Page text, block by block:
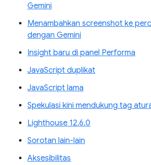
Gemini
Menambahkan screenshot ke
dengan Gemini
Insight baru di panel Performa
JavaScript duplikat
JavaScript lama
Spekulasi kini mendukung tag
Lighthouse 12.6.0
Sorotan lain-lain
Aksesibilitas